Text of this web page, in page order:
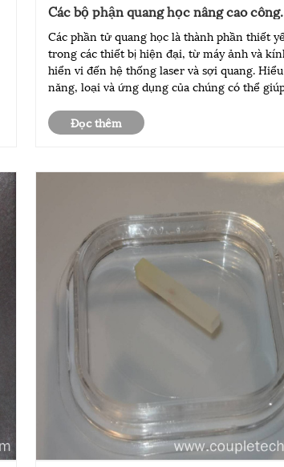
Các bộ phận quang học nâng cao công
nghệ hiện đại như thế nào?
Các phần tử quang học là thành phần thiết
trong các thiết bị hiện đại, từ máy ảnh và
hiển vi đến hệ thống laser và sợi quang.
năng, loại và ứng dụng của chúng có thể
quang học và giải quyết các thách thức chung.
viết này......
Đọc thêm